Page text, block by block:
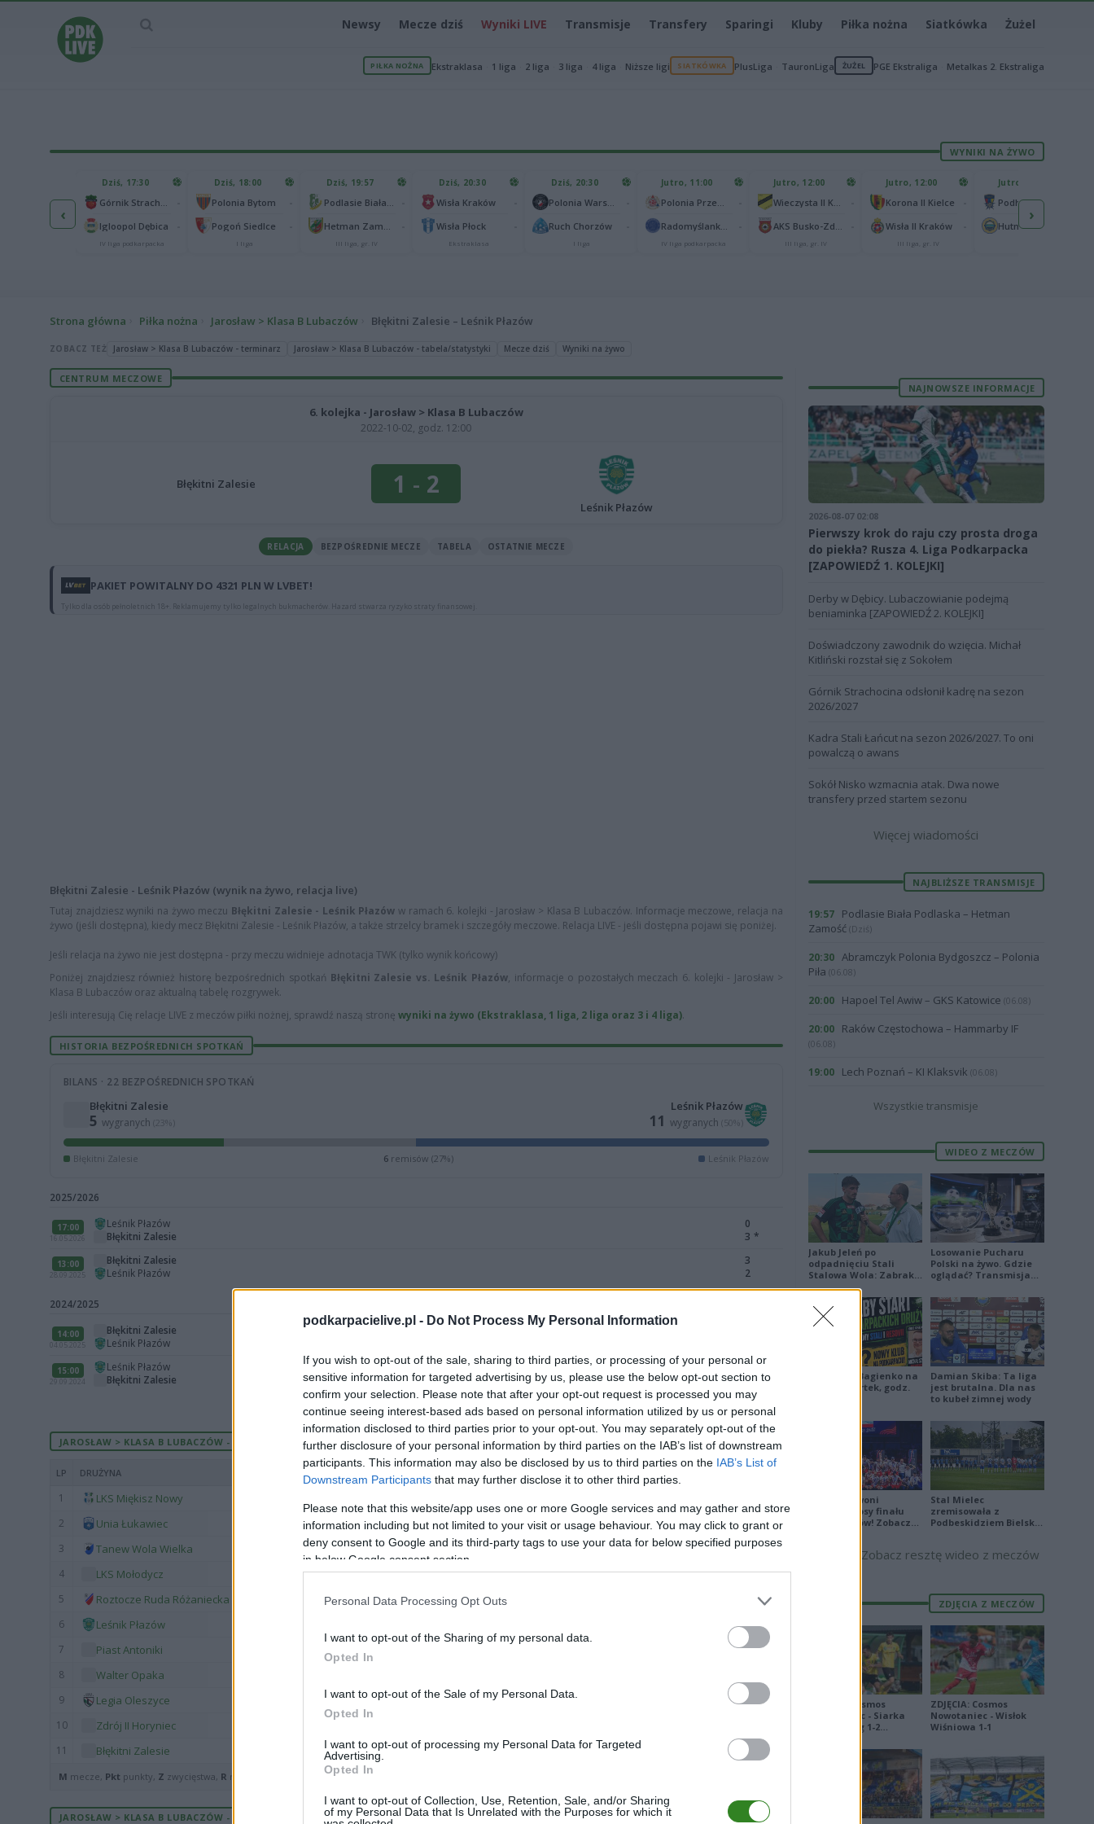
podkarpacielive.pl - Do Not Process My Personal Information
If you wish to opt-out of the sale, sharing to third parties, or processing of your personal or
sensitive information for targeted advertising by us, please use the below opt-out section to
confirm your selection. Please note that after your opt-out request is processed you may
continue seeing interest-based ads based on personal information utilized by us or personal
information disclosed to third parties prior to your opt-out. You may separately opt-out of the
further disclosure of your personal information by third parties on the IAB’s list of downstream
participants. This information may also be disclosed by us to third parties on the IAB’s List of
Downstream Participants that may further disclose it to other third parties.
Please note that this website/app uses one or more Google services and may gather and store
information including but not limited to your visit or usage behaviour. You may click to grant or
deny consent to Google and its third-party tags to use your data for below specified purposes
in below Google consent section.
Personal Data Processing Opt Outs
I want to opt-out of the Sharing of my personal data.
Opted In
I want to opt-out of the Sale of my Personal Data.
Opted In
I want to opt-out of processing my Personal Data for Targeted
Advertising.
Opted In
I want to opt-out of Collection, Use, Retention, Sale, and/or Sharing
of my Personal Data that Is Unrelated with the Purposes for which it
Newsy Mecze dziś Wyniki LIVE Transmisje Transfery Sparingi Kluby Piłka nożna Siatkówka Żużel
PIŁKA NOŻNA Ekstraklasa 1 liga 2 liga 3 liga 4 liga Niższe ligi SIATKÓWKA PlusLiga TauronLiga ŻUŻEL PGE Ekstraliga Metalkas 2. Ekstraliga
WYNIKI NA ŻYWO
‹
65
25
Dziś, 17:30
Igloopol Dębica
IV liga podkarpacka
Dziś, 18:00
Polonia Bytom
Pogoń Siedlce
I liga
Dziś, 19:57
III liga, gr. IV
Dziś, 20:30
Wisła Kraków
Wisła Płock
Ekstraklasa
Dziś, 20:30
Ruch Chorzów
I liga
Jutro, 11:00
IV liga podkarpacka
Jutro, 12:00
III liga, gr. IV
Jutro, 12:00
Korona II Kielce
Wisła II Kraków
III liga, gr. IV
Jutro, 13:00
Hutnik Kraków
›
Strona główna Piłka nożna Jarosław > Klasa B Lubaczów Błękitni Zalesie – Leśnik Płazów
ZOBACZ TEŻ Jarosław > Klasa B Lubaczów - terminarz Jarosław > Klasa B Lubaczów - tabela/statystyki Mecze dziś Wyniki na żywo
CENTRUM MECZOWE
6. kolejka - Jarosław > Klasa B Lubaczów
2022-10-02, godz. 12:00
Błękitni Zalesie 1 - 2
Leśnik Płazów
RELACJA BEZPOŚREDNIE MECZE TABELA OSTATNIE MECZE
PAKIET POWITALNY DO 4321 PLN W LVBET!
Tylko dla osób pełnoletnich 18+. Reklamujemy tylko legalnych bukmacherów. Hazard stwarza ryzyko straty finansowej.
Błękitni Zalesie - Leśnik Płazów (wynik na żywo, relacja live)
Tutaj znajdziesz wyniki na żywo meczu Błękitni Zalesie - Leśnik Płazów w ramach 6. kolejki - Jarosław > Klasa B Lubaczów. Informacje meczowe, relacja na
żywo (jeśli dostępna), kiedy mecz Błękitni Zalesie - Leśnik Płazów, a także strzelcy bramek i szczegóły meczowe. Relacja LIVE - jeśli dostępna pojawi się poniżej.
Jeśli relacja na żywo nie jest dostępna - przy meczu widnieje adnotacja TWK (tylko wynik końcowy)
Poniżej znajdziesz również historę bezpośrednich spotkań Błękitni Zalesie vs. Leśnik Płazów, informacje o pozostałych meczach 6. kolejki - Jarosław >
Klasa B Lubaczów oraz aktualną tabelę rozgrywek.
Jeśli interesują Cię relacje LIVE z meczów piłki nożnej, sprawdź naszą stronę wyniki na żywo (Ekstraklasa, 1 liga, 2 liga oraz 3 i 4 liga).
HISTORIA BEZPOŚREDNICH SPOTKAŃ
BILANS · 22 BEZPOŚREDNICH SPOTKAŃ
Błękitni Zalesie
5 wygranych (23%)
Leśnik Płazów
11 wygranych (50%)
Błękitni Zalesie 6remisów (27%) Leśnik Płazów
2025/2026
17:00
16.05.2026
Leśnik Płazów
Błękitni Zalesie
0
3 *
13:00
28.09.2025
Błękitni Zalesie
Leśnik Płazów
3
2
2024/2025
14:00
04.05.2025
Błękitni Zalesie
Leśnik Płazów
15:00
29.09.2024
Leśnik Płazów
Błękitni Zalesie
1
4
ZOBACZ WIĘCEJ (18)
JAROSŁAW > KLASA B LUBACZÓW - AKTUALNA TABELA
LP DRUŻYNA PKT Z R
1 LKS Miękisz Nowy
2 Unia Łukawiec 20 44 14 2 4 66-51
3 Tanew Wola Wielka 20 37 11 4 5 71-27
4 LKS Mołodycz 20 36 11 3 6 54-34
5 Roztocze Ruda Różaniecka
6 Leśnik Płazów 46-63
7 Piast Antoniki 36-50
8 Walter Opaka
9 Legia Oleszyce 31-48
10 Zdrój II Horyniec
11 Błękitni Zalesie 20 0 0 13-98
M mecze, Pkt punkty, Z zwycięstwa, R remisy, zwycięstwo
JAROSŁAW > KLASA B LUBACZÓW - MECZE ROZEGRANE U SIEBIE
NAJNOWSZE INFORMACJE
2026-08-07 02:08
Pierwszy krok do raju czy prosta droga
do piekła? Rusza 4. Liga Podkarpacka
[ZAPOWIEDŹ 1. KOLEJKI]
Derby w Dębicy. Lubaczowianie podejmą
beniaminka [ZAPOWIEDŹ 2. KOLEJKI]
Doświadczony zawodnik do wzięcia. Michał
Kitliński rozstał się z Sokołem
Górnik Strachocina odsłonił kadrę na sezon
2026/2027
Kadra Stali Łańcut na sezon 2026/2027. To oni
powalczą o awans
Sokół Nisko wzmacnia atak. Dwa nowe
transfery przed startem sezonu
Więcej wiadomości
NAJBLIŻSZE TRANSMISJE
19:57
Podlasie Biała Podlaska – Hetman
Zamość (Dziś)
20:30 Abramczyk Polonia Bydgoszcz – Polonia
Piła (06.08)
20:00 Hapoel Tel Awiw – GKS Katowice (06.08)
20:00 Raków Częstochowa – Hammarby IF
(06.08)
19:00 Lech Poznań – KI Klaksvik (06.08)
Wszystkie transmisje
WIDEO Z MECZÓW
Jakub Jeleń po
odpadnięciu Stali
Stalowa Wola: Zabrakło
doświadczenia
Losowanie Pucharu
Polski na żywo. Gdzie
oglądać? Transmisja
Piłkarskie Bagienko na
żywo: czwartek, godz.
Damian Skiba: Ta liga
jest brutalna. Dla nas
to kubeł zimnej wody
Biało-Czerwoni
odwrócili losy finału
Ligi Narodów! Zobacz
Stal Mielec
zremisowała z
Podbeskidziem Bielsko-
Zobacz resztę wideo z meczów
ZDJĘCIA Z MECZÓW
ZDJĘCIA: Cosmos
Nowotaniec - Siarka
Tarnobrzeg 1-2
ZDJĘCIA: Cosmos
Nowotaniec - Wisłok
Wiśniowa 1-1